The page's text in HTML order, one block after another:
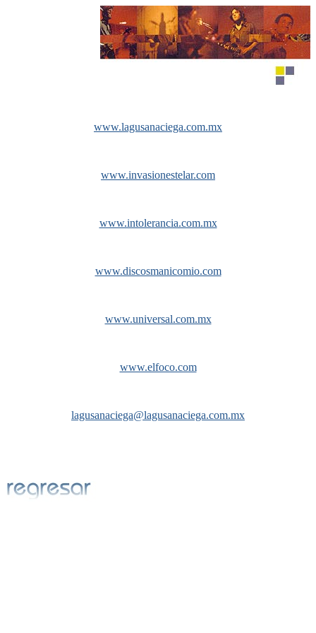
www.lagusanaciega.com.mx
www.invasionestelar.com
www.intolerancia.com.mx
www.discosmanicomio.com
www.universal.com.mx
www.elfoco.com
lagusanaciega@lagusanaciega.com.mx